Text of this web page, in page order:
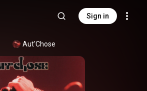
Sign in
Aut'Chose